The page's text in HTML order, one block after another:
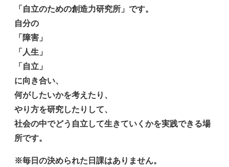
「自立のための創造力研究所」です。
自分の
「障害」
「人生」
「自立」
に向き合い、
何がしたいかを考えたり、
やり方を研究したりして、
社会の中でどう自立して生きていくかを実践できる場
所です。
※毎日の決められた日課はありません。